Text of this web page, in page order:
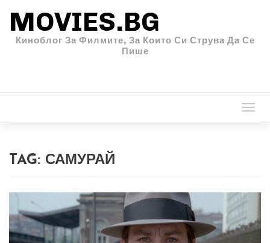
MOVIES.BG
Киноблог За Филмите, За Които Си Струва Да Се
Пише
TAG: САМУРАЙ